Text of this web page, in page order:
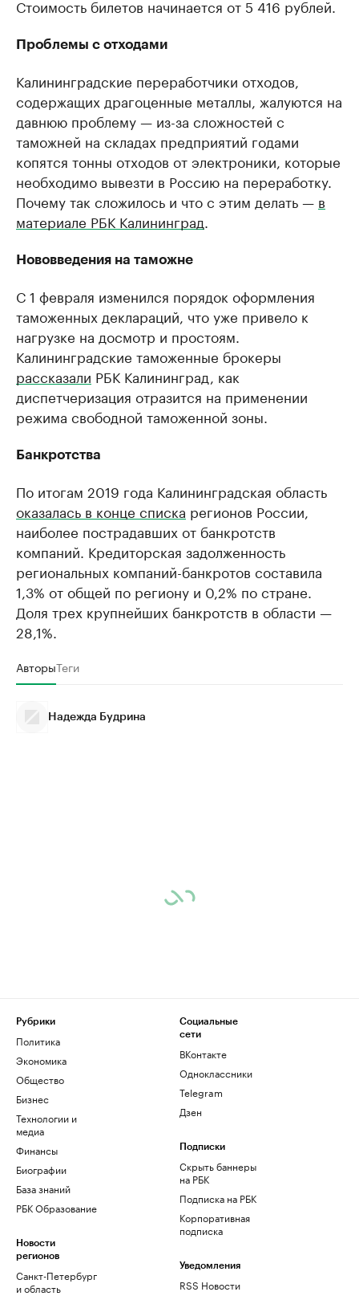
Стоимость билетов начинается от 5 416 рублей.
Проблемы с отходами
Калининградские переработчики отходов,
содержащих драгоценные металлы, жалуются на
давнюю проблему — из-за сложностей с
таможней на складах предприятий годами
копятся тонны отходов от электроники, которые
необходимо вывезти в Россию на переработку.
Почему так сложилось и что с этим делать — в
материале РБК Калининград
Нововведения на таможне
С 1 февраля изменился порядок оформления
таможенных деклараций, что уже привело к
нагрузке на досмотр и простоям.
Калининградские таможенные брокеры
рассказали РБК Калининград, как
диспетчеризация отразится на применении
режима свободной таможенной зоны.
Банкротства
По итогам 2019 года Калининградская область
оказалась в конце списка регионов России,
наиболее пострадавших от банкротств
компаний. Кредиторская задолженность
региональных компаний-банкротов составила
1,3% от общей по региону и 0,2% по стране.
Доля трех крупнейших банкротств в области —
28,1%.
АвторыТеги
Надежда Будрина
Рубрики
Политика
Экономика
Общество
Бизнес
Технологии и
медиа
Финансы
Биографии
База знаний
РБК Образование
Новости
регионов
Санкт-Петербург
и область
Социальные
сети
ВКонтакте
Одноклассники
Telegram
Дзен
Подписки
Скрыть баннеры
на РБК
Подписка на РБК
Корпоративная
подписка
Уведомления
RSS Новости